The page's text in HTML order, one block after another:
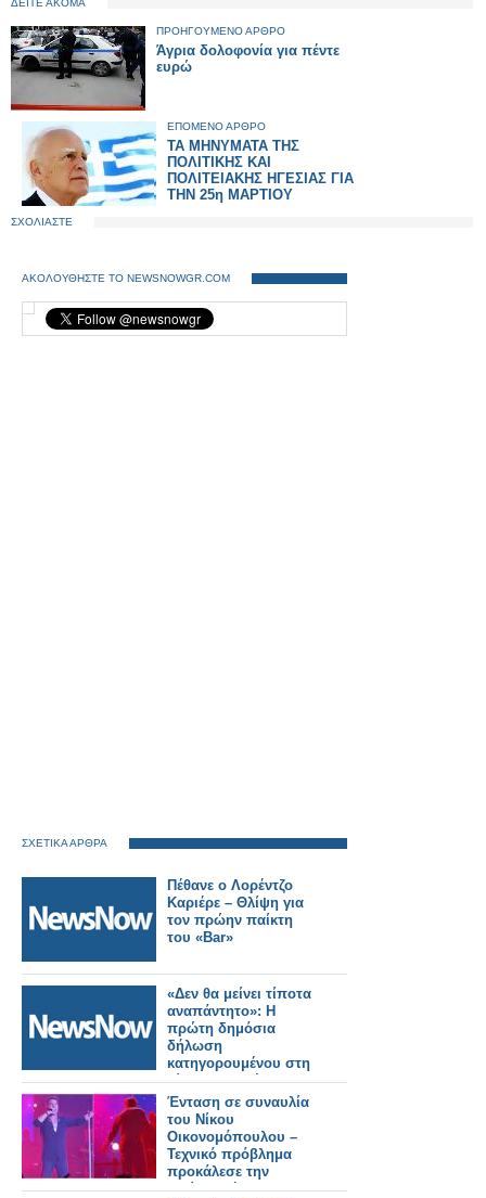
ΔΕΙΤΕ ΑΚΟΜΑ
ΠΡΟΗΓΟΥΜΕΝΟ ΑΡΘΡΟ
Άγρια δολοφονία για πέντε
ευρώ
ΕΠΟΜΕΝΟ ΑΡΘΡΟ
ΤΑ ΜΗΝΥΜΑΤΑ ΤΗΣ
ΠΟΛΙΤΙΚΗΣ ΚΑΙ
ΠΟΛΙΤΕΙΑΚΗΣ ΗΓΕΣΙΑΣ ΓΙΑ
ΤΗΝ 25η ΜΑΡΤΙΟΥ
ΣΧΟΛΙΑΣΤΕ
ΑΚΟΛΟΥΘΗΣΤΕ ΤΟ NEWSNOWGR.COM
ΣΧΕΤΙΚΑ ΑΡΘΡΑ
Πέθανε ο Λορέντζο
Καριέρε – Θλίψη για
τον πρώην παίκτη
του «Bar»
«Δεν θα μείνει τίποτα
αναπάντητο»: Η
πρώτη δημόσια
δήλωση
κατηγορουμένου στη
δίκη για τα Τέμπη .
Ένταση σε συναυλία
του Νίκου
Οικονομόπουλου –
Τεχνικό πρόβλημα
προκάλεσε την
αντίδρασή του